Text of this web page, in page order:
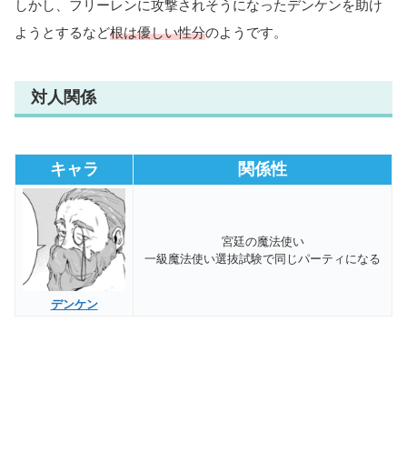
しかし、フリーレンに攻撃されそうになったデンケンを助け
ようとするなど根は優しい性分のようです。
対人関係
キャラ 関係性
デンケン
宮廷の魔法使い
一級魔法使い選抜試験で同じパーティになる